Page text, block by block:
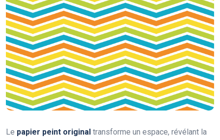
Le papier peint original transforme un espace, révélant la